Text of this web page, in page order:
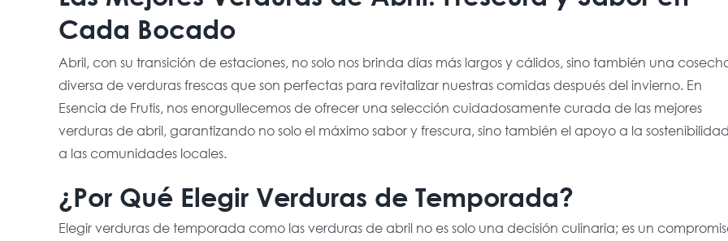
Cada Bocado
Abril, con su transición de estaciones, no solo nos brinda días más largos y cálidos, sino también una
diversa de verduras frescas que son perfectas para revitalizar nuestras comidas después del invierno. En
Esencia de Frutis, nos enorgullecemos de ofrecer una selección cuidadosamente curada de las mejores
verduras de abril, garantizando no solo el máximo sabor y frescura, sino también el apoyo a la
a las comunidades locales.
¿Por Qué Elegir Verduras de Temporada?
Elegir verduras de temporada como las verduras de abril no es solo una decisión culinaria; es un